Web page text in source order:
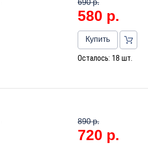
690 р.
580 р.
Купить
Осталось: 18 шт.
890 р.
720 р.